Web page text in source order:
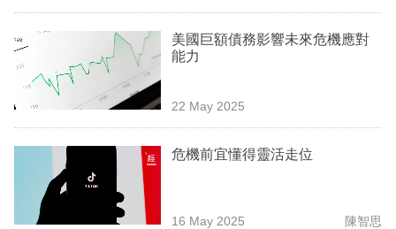
欄
區
美國巨額債務影響未來危機應對
能力
22 May 2025
危機前宜懂得靈活走位
16 May 2025 陳智思